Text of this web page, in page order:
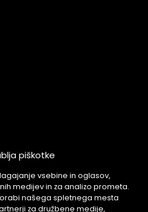
piškotke
vsebine in oglasov,
medijev in za analizo prometa.
našega spletnega mesta
za družbene medije,